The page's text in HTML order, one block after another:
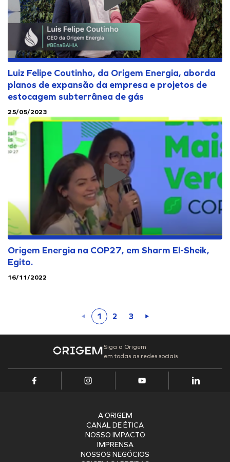
Luiz Felipe Coutinho, da Origem Energia, aborda
planos de expansão da empresa e projetos de
estocagem subterrânea de gás
25/05/2023
Origem Energia na COP27, em Sharm El-Sheik,
Egito.
16/11/2022
1 2 3
Siga a Origem
em todas as redes sociais
A ORIGEM
CANAL DE ÉTICA
NOSSO IMPACTO
IMPRENSA
NOSSOS NEGÓCIOS